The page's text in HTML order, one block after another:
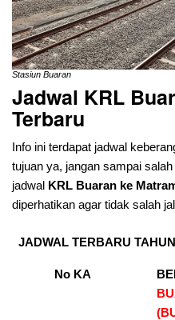
Stasiun Buaran
Jadwal KRL
Terbaru
Info ini terdapat jadwal
tujuan ya, jangan sampai
jadwal KRL Buaran ke
diperhatikan agar tidak salah
JADWAL TERBARU TAHUN
No KA